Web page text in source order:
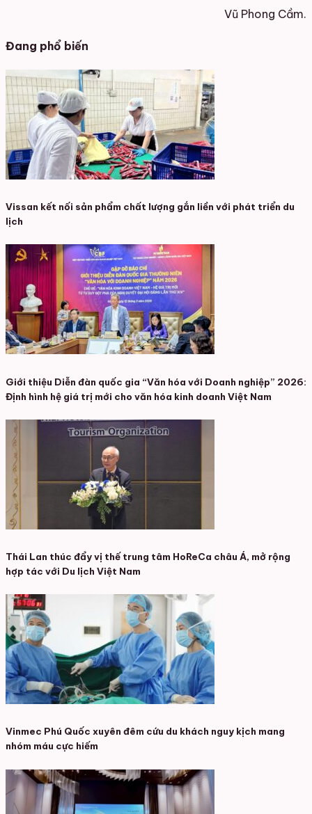
Vũ Phong Cầm.
Đang phổ biến
Vissan kết nối sản phẩm chất lượng gắn liền với phát triển du
lịch
Giới thiệu Diễn đàn quốc gia “Văn hóa với Doanh nghiệp” 2026:
Định hình hệ giá trị mới cho văn hóa kinh doanh Việt Nam
Thái Lan thúc đẩy vị thế trung tâm HoReCa châu Á, mở rộng
hợp tác với Du lịch Việt Nam
Vinmec Phú Quốc xuyên đêm cứu du khách nguy kịch mang
nhóm máu cực hiếm